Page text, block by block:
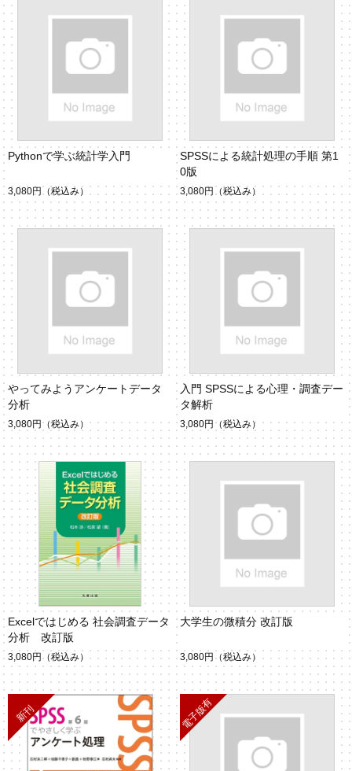
Pythonで学ぶ統計学入門
3,080円 （税込み）
SPSSによる統計処理の手順 第1
0版
3,080円 （税込み）
やってみようアンケートデータ
分析
3,080円 （税込み）
入門 SPSSによる心理・調査デー
タ解析
3,080円 （税込み）
Excelではじめる 社会調査データ
分析 改訂版
3,080円 （税込み）
大学生の微積分 改訂版
3,080円 （税込み）